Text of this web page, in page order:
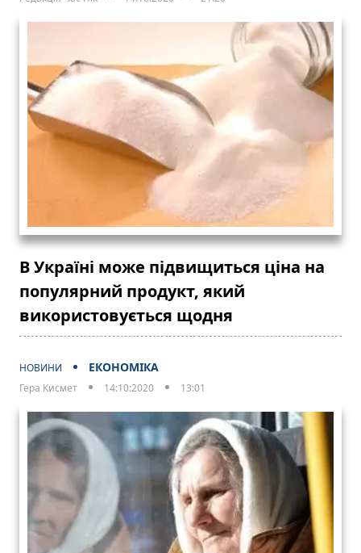
В Україні може підвищиться ціна на
популярний продукт, який
використовується щодня
НОВИНИ ЕКОНОМІКА
Гера Кисмет 14:10:2020 13:01